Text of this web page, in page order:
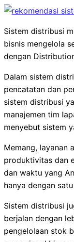
Sistem distribusi
bisnis mengelola
dengan
Dalam sistem
pencatatan dan
sistem distribusi
manajemen tim
menyebut sistem
Memang, layanan
produktivitas dan
dan waktu yang
hanya dengan
Sistem distribusi
berjalan dengan
pengelolaan stok